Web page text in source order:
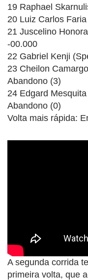
19 Raphael
20 Luiz Carlos
21 Juscelino
-00.000
22 Gabriel Kenji
23 Cheilon
Abandono (3)
24 Edgard
Abandono (0)
Volta mais rápida:
A segunda corrida
primeira volta, que